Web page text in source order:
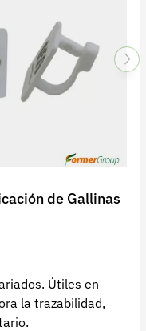
de Gallinas
Útiles en
la trazabilidad,